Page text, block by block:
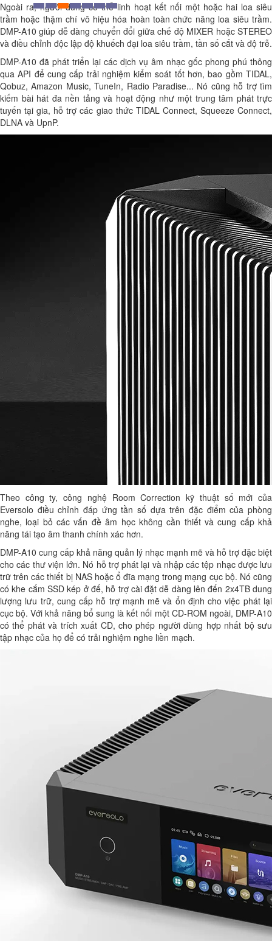
Ngoài ra, người dùng có thể linh hoạt kết nối một hoặc hai loa siêu
trầm hoặc thậm chí vô hiệu hóa hoàn toàn chức năng loa siêu trầm.
DMP-A10 giúp dễ dàng chuyển đổi giữa chế độ MIXER hoặc STEREO
và điều chỉnh độc lập độ khuếch đại loa siêu trầm, tần số cắt và độ trễ.
DMP-A10 đã phát triển lại các dịch vụ âm nhạc gốc phong phú thông
qua API để cung cấp trải nghiệm kiểm soát tốt hơn, bao gồm TIDAL,
Qobuz, Amazon Music, TuneIn, Radio Paradise... Nó cũng hỗ trợ tìm
kiếm bài hát đa nền tảng và hoạt động như một trung tâm phát trực
tuyến tại gia, hỗ trợ các giao thức TIDAL Connect, Squeeze Connect,
DLNA và UpnP.
Theo công ty, công nghệ Room Correction kỹ thuật số mới của
Eversolo điều chỉnh đáp ứng tần số dựa trên đặc điểm của phòng
nghe, loại bỏ các vấn đề âm học không cần thiết và cung cấp khả
năng tái tạo âm thanh chính xác hơn.
DMP-A10 cung cấp khả năng quản lý nhạc mạnh mẽ và hỗ trợ đặc biệt
cho các thư viện lớn. Nó hỗ trợ phát lại và nhập các tệp nhạc được lưu
trữ trên các thiết bị NAS hoặc ổ đĩa mạng trong mạng cục bộ. Nó cũng
có khe cắm SSD kép ở đế, hỗ trợ cài đặt dễ dàng lên đến 2x4TB dung
lượng lưu trữ, cung cấp hỗ trợ mạnh mẽ và ổn định cho việc phát lại
cục bộ. Với khả năng bổ sung là kết nối một CD-ROM ngoài, DMP-A10
có thể phát và trích xuất CD, cho phép người dùng hợp nhất bộ sưu
tập nhạc của họ để có trải nghiệm nghe liền mạch.